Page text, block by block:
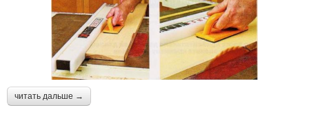
читать дальше →